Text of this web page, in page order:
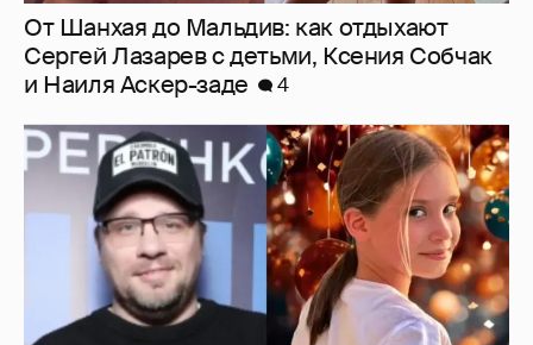
От Шанхая до Мальдив: как отдыхают
Сергей Лазарев с детьми, Ксения Собчак
и Наиля Аскер-заде
4